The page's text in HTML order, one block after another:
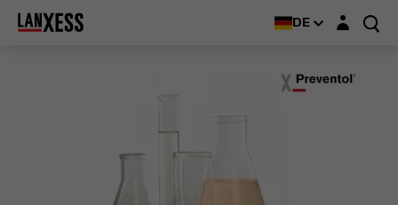
DE Login-Maske